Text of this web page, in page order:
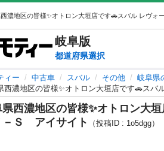
岐阜版
都道府県選択
ィー 中古車 スバル その他 岐阜県
西濃地区の皆様✨オトロン大垣店です🚗ス
西濃地区の皆様✨オトロン大
－Ｓ アイサイト
（投稿ID : 1o5dgg）